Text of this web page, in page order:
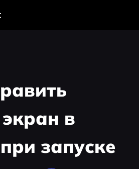
в
при запуске